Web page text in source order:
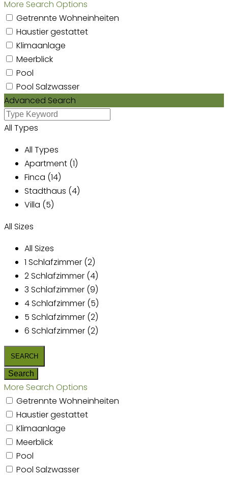
More Search Options
Getrennte Wohneinheiten
Haustier gestattet
Klimaanlage
Meerblick
Pool
Pool Salzwasser
Advanced Search
All Types
All Types
Apartment (1)
Finca (14)
Stadthaus (4)
Villa (5)
All Sizes
All Sizes
1 Schlafzimmer (2)
2 Schlafzimmer (4)
3 Schlafzimmer (9)
4 Schlafzimmer (5)
5 Schlafzimmer (2)
6 Schlafzimmer (2)
More Search Options
Getrennte Wohneinheiten
Haustier gestattet
Klimaanlage
Meerblick
Pool
Pool Salzwasser